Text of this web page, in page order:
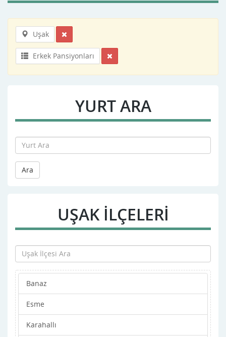
Uşak
Erkek Pansiyonları
YURT ARA
Ara
UŞAK İLÇELERİ
Banaz
Esme
Karahallı